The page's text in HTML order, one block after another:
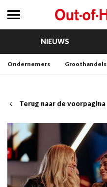
NIEUWS
Ondernemers Groothandels
Terug naar de voorpagina